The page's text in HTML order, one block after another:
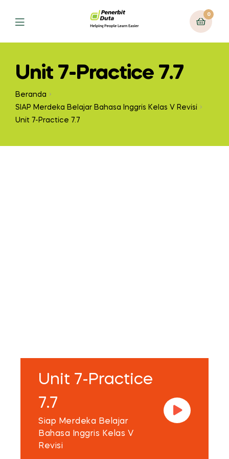
0
Unit 7-Practice 7.7
Beranda
SIAP Merdeka Belajar Bahasa Inggris Kelas V Revisi
Unit 7-Practice 7.7
Unit 7-Practice
7.7
Siap Merdeka Belajar
Bahasa Inggris Kelas V
Revisi